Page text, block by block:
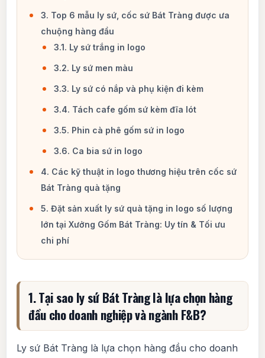
3. Top 6 mẫu ly sứ, cốc sứ Bát Tràng được ưa
chuộng hàng đầu
3.1. Ly sứ trắng in logo
3.2. Ly sứ men màu
3.3. Ly sứ có nắp và phụ kiện đi kèm
3.4. Tách cafe gốm sứ kèm đĩa lót
3.5. Phin cà phê gốm sứ in logo
3.6. Ca bia sứ in logo
4. Các kỹ thuật in logo thương hiệu trên cốc sứ
Bát Tràng quà tặng
5. Đặt sản xuất ly sứ quà tặng in logo số lượng
lớn tại Xưởng Gốm Bát Tràng: Uy tín & Tối ưu
chi phí
1. Tại sao ly sứ Bát Tràng là lựa chọn hàng
đầu cho doanh nghiệp và ngành F&B?
Ly sứ Bát Tràng là lựa chọn hàng đầu cho doanh